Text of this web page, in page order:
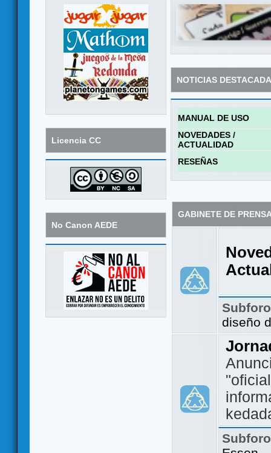
Licencia CC
No Canon AEDE
NOTICIAS
MANUAL DE USO
NOVEDADES /
ACTUALIDAD
RESEÑAS
GABINETE DE
diseño